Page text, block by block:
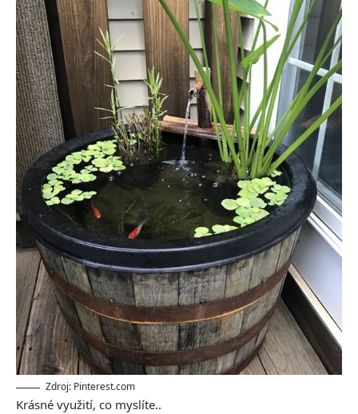
Zdroj: Pinterest.com
Krásné využití, co myslíte..